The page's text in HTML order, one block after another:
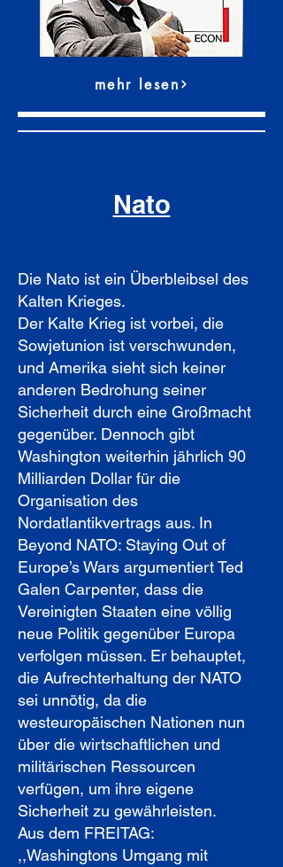
mehr lesen
Nato
Die Nato ist ein Überbleibsel des
Kalten Krieges.
Der Kalte Krieg ist vorbei, die
Sowjetunion ist verschwunden,
und Amerika sieht sich keiner
anderen Bedrohung seiner
Sicherheit durch eine Großmacht
gegenüber. Dennoch gibt
Washington weiterhin jährlich 90
Milliarden Dollar für die
Organisation des
Nordatlantikvertrags aus. In
Beyond NATO: Staying Out of
Europe’s Wars argumentiert Ted
Galen Carpenter, dass die
Vereinigten Staaten eine völlig
neue Politik gegenüber Europa
verfolgen müssen. Er behauptet,
die Aufrechterhaltung der NATO
sei unnötig, da die
westeuropäischen Nationen nun
über die wirtschaftlichen und
militärischen Ressourcen
verfügen, um ihre eigene
Sicherheit zu gewährleisten.
Aus dem FREITAG:
,,Washingtons Umgang mit